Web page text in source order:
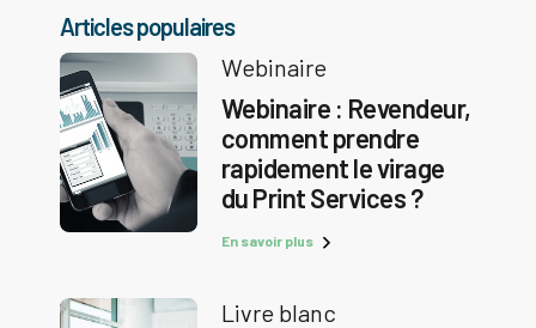
Articles populaires
Webinaire
Webinaire : Revendeur,
comment prendre
rapidement le virage
du Print Services ?
En savoir plus
Livre blanc